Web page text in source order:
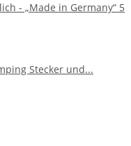
- „Made in Germany“ 5